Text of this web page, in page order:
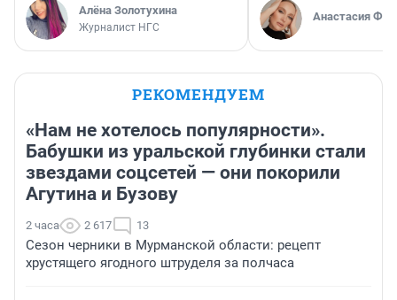
Алёна Золотухина
Журналист НГС
Анастасия
РЕКОМЕНДУЕМ
«Нам не хотелось популярности».
Бабушки из уральской глубинки стали
звездами соцсетей — они покорили
Агутина и Бузову
2 часа 2 617 13
Сезон черники в Мурманской области: рецепт
хрустящего ягодного штруделя за полчаса